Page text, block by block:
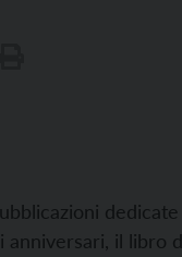
anniversari, il libro